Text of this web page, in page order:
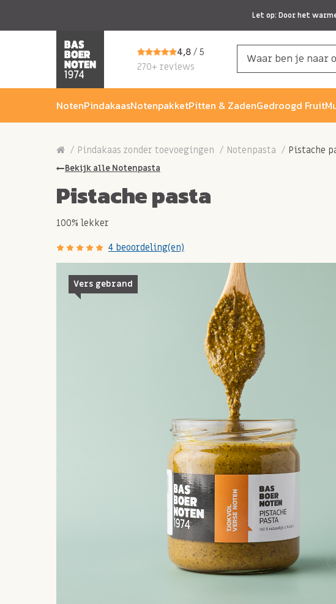
Let op: Door het
4,8/ 5
270+ reviews
NotenPindakaasNotenpakketPitten & ZadenGedroogd Fruit
Pindakaas zonder toevoegingen Notenpasta Pistache
Bekijk alle Notenpasta
Pistache pasta
100% lekker
4 beoordeling(en)
Vers gebrand